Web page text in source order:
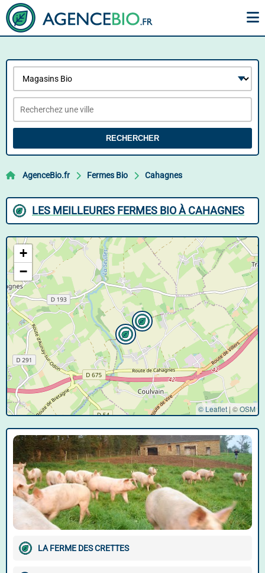
RECHERCHER
AgenceBio.fr Fermes Bio Cahagnes
LES MEILLEURES FERMES BIO À CAHAGNES
+
−
© Leaflet | ©OSM
LA FERME DES CRETTES